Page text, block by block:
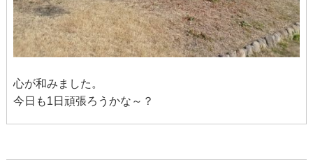
心が和みました。
今日も1日頑張ろうかな～？